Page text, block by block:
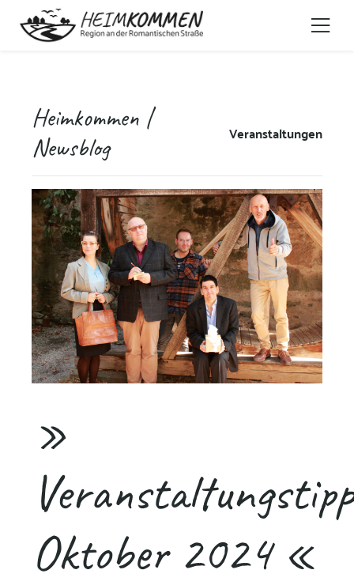
Heimkommen |
Newsblog
Veranstaltungen
»
Oktober 2024 «